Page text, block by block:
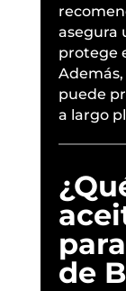
asegura
protege
puede
a largo
de